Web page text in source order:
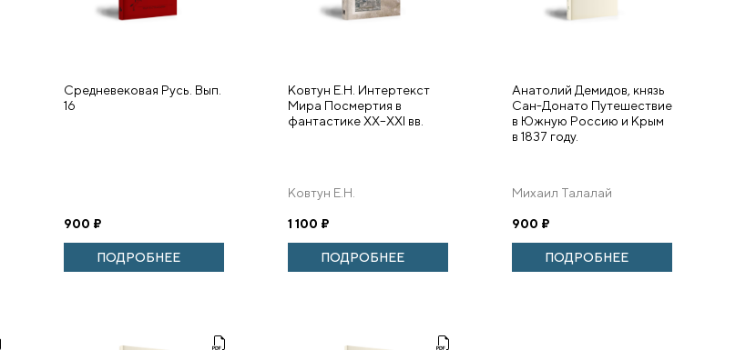
Средневековая Русь. Вып.
16
900 ₽
ПОДРОБНЕЕ
Ковтун Е.Н. Интертекст
Мира Посмертия в
фантастике XX–XXI вв.
Ковтун Е.Н.
1 100 ₽
ПОДРОБНЕЕ
Анатолий Демидов, князь
Сан-Донато Путешествие
в Южную Россию и Крым
в 1837 году.
Михаил Талалай
900 ₽
ПОДРОБНЕЕ